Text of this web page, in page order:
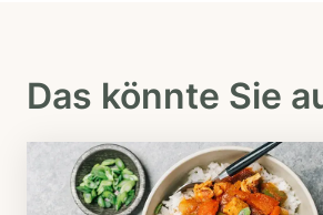
Das könnte Sie